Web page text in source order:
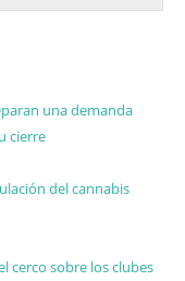
una demanda
cierre
del cannabis
cerco sobre los clubes